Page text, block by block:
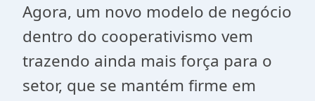
Agora, um novo modelo de negócio
dentro do cooperativismo vem
trazendo ainda mais força para o
setor, que se mantém firme em